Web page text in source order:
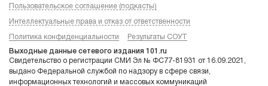
Пользовательское соглашение (подкасты)
Интеллектуальные права и отказ от ответственности
Политика конфиденциальности Результаты СОУТ
Выходные данные сетевого издания 101.ru
Свидетельство о регистрации СМИ Эл № ФС77-81931 от 16.09.2021,
выдано Федеральной службой по надзору в сфере связи,
информационных технологий и массовых коммуникаций